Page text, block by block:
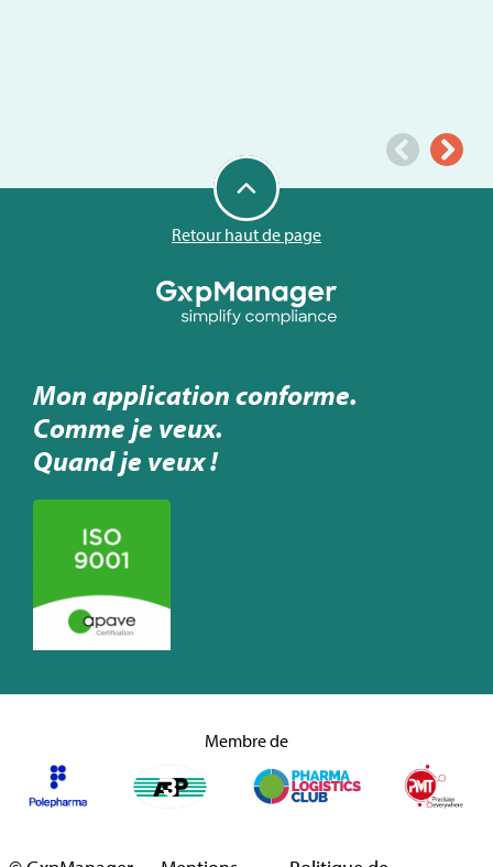
Retour haut de page
Mon application conforme.
Comme je veux.
Quand je veux !
Membre de